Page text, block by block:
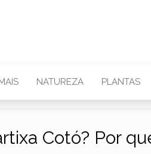
NATUREZA PLANTAS
Cotó? Por